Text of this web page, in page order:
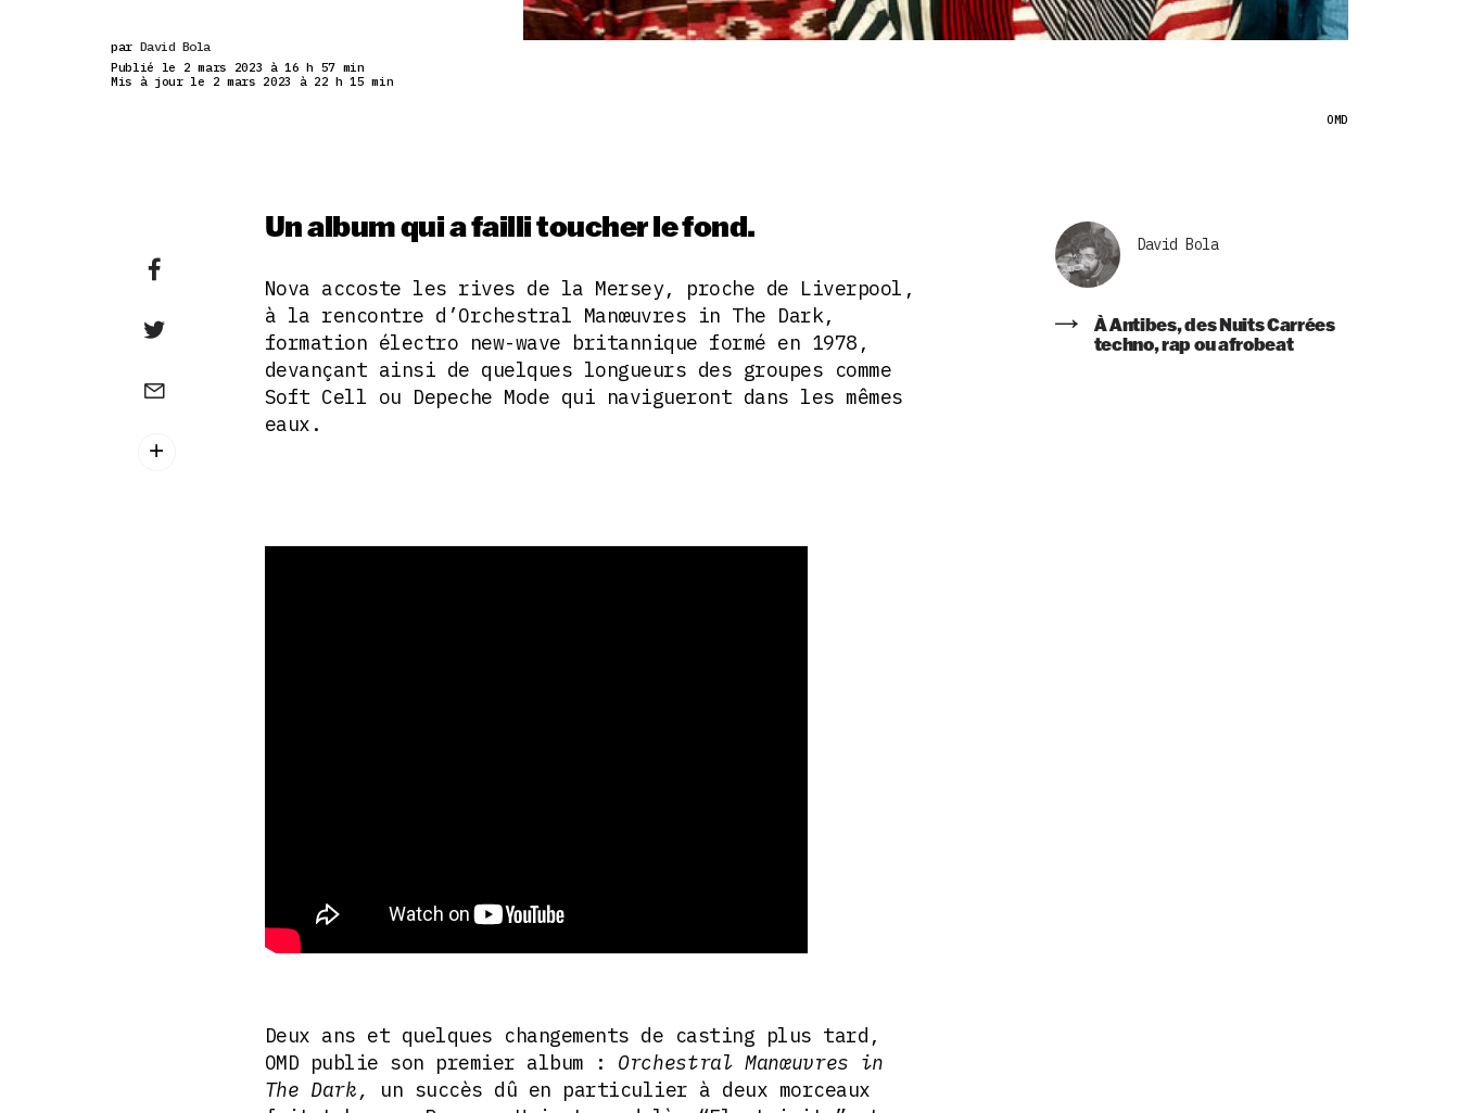
par David Bola
Publié le 2 mars 2023 à 16 h 57 min
Mis à jour le 2 mars 2023 à 22 h 15 min
OMD
Un album qui a failli toucher le fond.
Nova accoste les rives de la Mersey, proche de Liverpool,
à la rencontre d’Orchestral Manœuvres in The Dark,
formation électro new-wave britannique formé en 1978,
devançant ainsi de quelques longueurs des groupes comme
Soft Cell ou Depeche Mode qui navigueront dans les mêmes
eaux.
Deux ans et quelques changements de casting plus tard,
OMD publie son premier album : Orchestral Manœuvres in
The Dark, un succès dû en particulier à deux morceaux
David Bola
À Antibes, des Nuits Carrées
techno, rap ou afrobeat